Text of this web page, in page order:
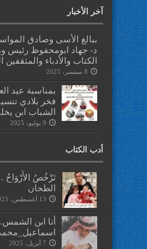
آخر الأخبار
ببالغ الأسى وصادق
د- جهاد ابومحفوظ
الكتاب والأدباء والمثقفين
8 سبتمبر، 2025
بمناسبة عيد
فخر بلادي
الشباب ابن
9 يوليو، 2025
أدب الكتاب
تَرْخُصُ
الطحان
13 أغسطس، 2025
أنا ابن
7 أبريل، 2025